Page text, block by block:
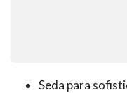
Seda para